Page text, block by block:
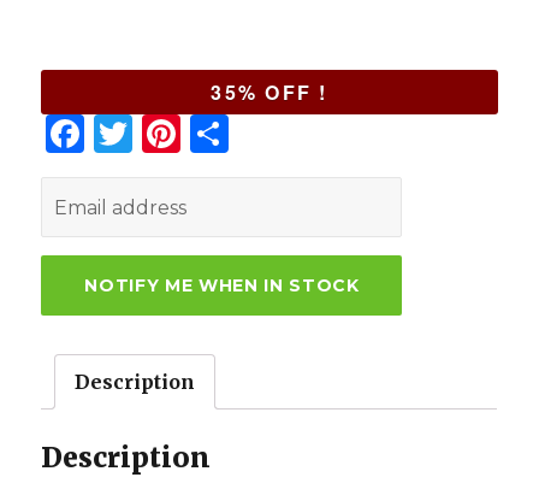
35% OFF !
F
a
c
e
b
o
o
k
T
w
it
te
r
Pi
n
te
re
st
h
e
Description
Description